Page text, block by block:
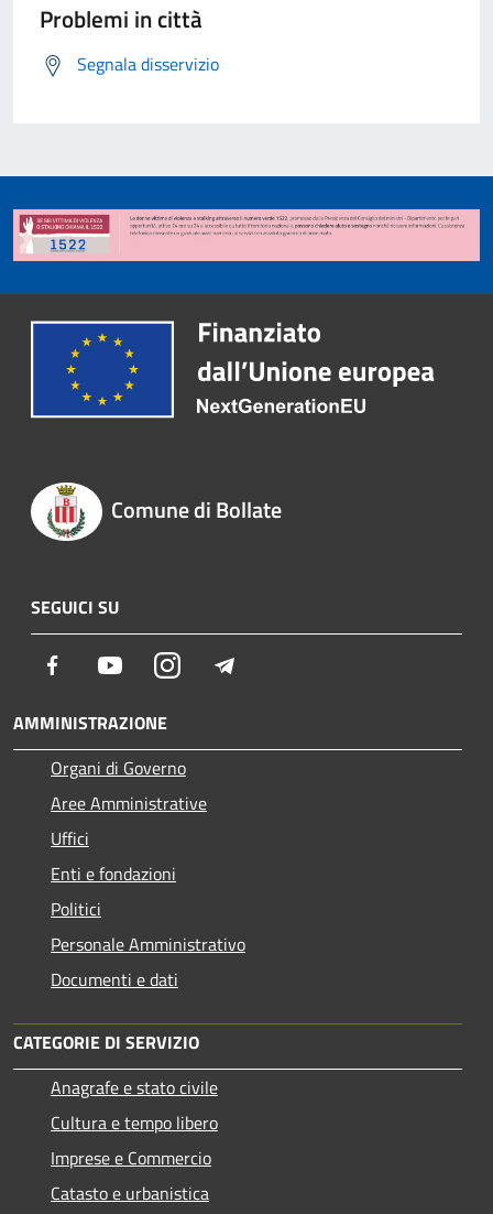
Problemi in città
Segnala disservizio
Comune di Bollate
SEGUICI SU
Facebook YoutubeInstagram
AMMINISTRAZIONE
Organi di Governo
Aree Amministrative
Uffici
Enti e fondazioni
Politici
Personale Amministrativo
Documenti e dati
CATEGORIE DI SERVIZIO
Anagrafe e stato civile
Cultura e tempo libero
Imprese e Commercio
Catasto e urbanistica